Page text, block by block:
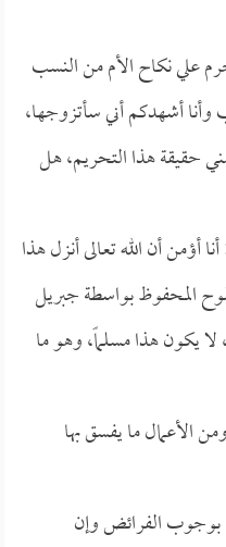
حرم علي نكاح الأم من النسب
أشهدكم أني سأتزوجها،
حقيقة هذا التحريم، هل
أن الله تعالى أنزل هذا
المحفوظ بواسطة جبريل
يكون هذا مسلماً، وهو ما
الأعمال ما يفسق بها
بوجوب الفرائض وإن